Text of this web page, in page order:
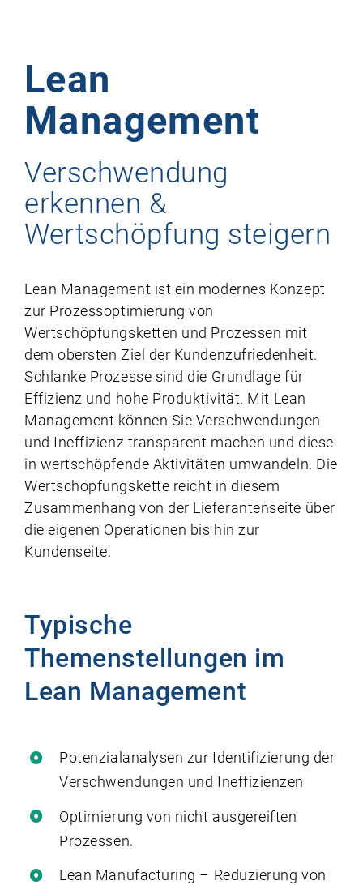
Lean
Management
Verschwendung
erkennen &
Wertschöpfung steigern
Lean Management ist ein modernes Konzept
zur Prozessoptimierung von
Wertschöpfungsketten und Prozessen mit
dem obersten Ziel der Kundenzufriedenheit.
Schlanke Prozesse sind die Grundlage für
Effizienz und hohe Produktivität. Mit Lean
Management können Sie Verschwendungen
und Ineffizienz transparent machen und diese
in wertschöpfende Aktivitäten umwandeln. Die
Wertschöpfungskette reicht in diesem
Zusammenhang von der Lieferantenseite über
die eigenen Operationen bis hin zur
Kundenseite.
Typische
Themenstellungen im
Lean Management
Potenzialanalysen zur Identifizierung der
Verschwendungen und Ineffizienzen
Optimierung von nicht ausgereiften
Prozessen.
Lean Manufacturing – Reduzierung von